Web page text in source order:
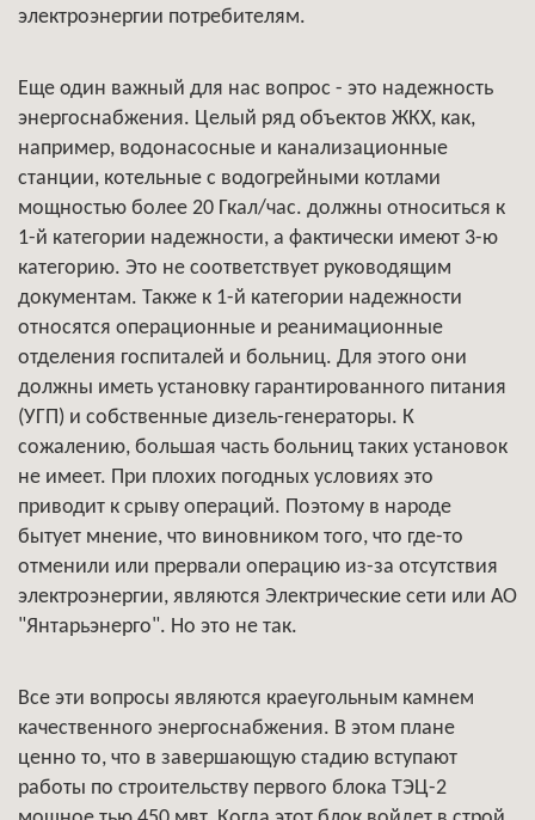
электроэнергии потребителям.
Еще один важный для нас вопрос - это надежность
энергоснабжения. Целый ряд объектов ЖКХ, как,
например, водонасосные и канализационные
станции, котельные с водогрейными котлами
мощностью более 20 Гкал/час. должны относиться к
1-й категории надежности, а фактически имеют 3-ю
категорию. Это не соответствует руководящим
документам. Также к 1-й категории надежности
относятся операционные и реанимационные
отделения госпиталей и больниц. Для этого они
должны иметь установку гарантированного питания
(УГП) и собственные дизель-генераторы. К
сожалению, большая часть больниц таких установок
не имеет. При плохих погодных условиях это
приводит к срыву операций. Поэтому в народе
бытует мнение, что виновником того, что где-то
отменили или прервали операцию из-за отсутствия
электроэнергии, являются Электрические сети или АО
"Янтарьэнерго". Но это не так.
Все эти вопросы являются краеугольным камнем
качественного энергоснабжения. В этом плане
ценно то, что в завершающую стадию вступают
работы по строительству первого блока ТЭЦ-2